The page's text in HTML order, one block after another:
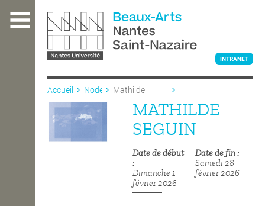
contenu
L'ÉCOLE
INTRANET
Accueil Node
Mathilde
MATHILDE
SEGUIN
Date de début
Dimanche 1
février 2026
Date de fin
Samedi 28
février 2026